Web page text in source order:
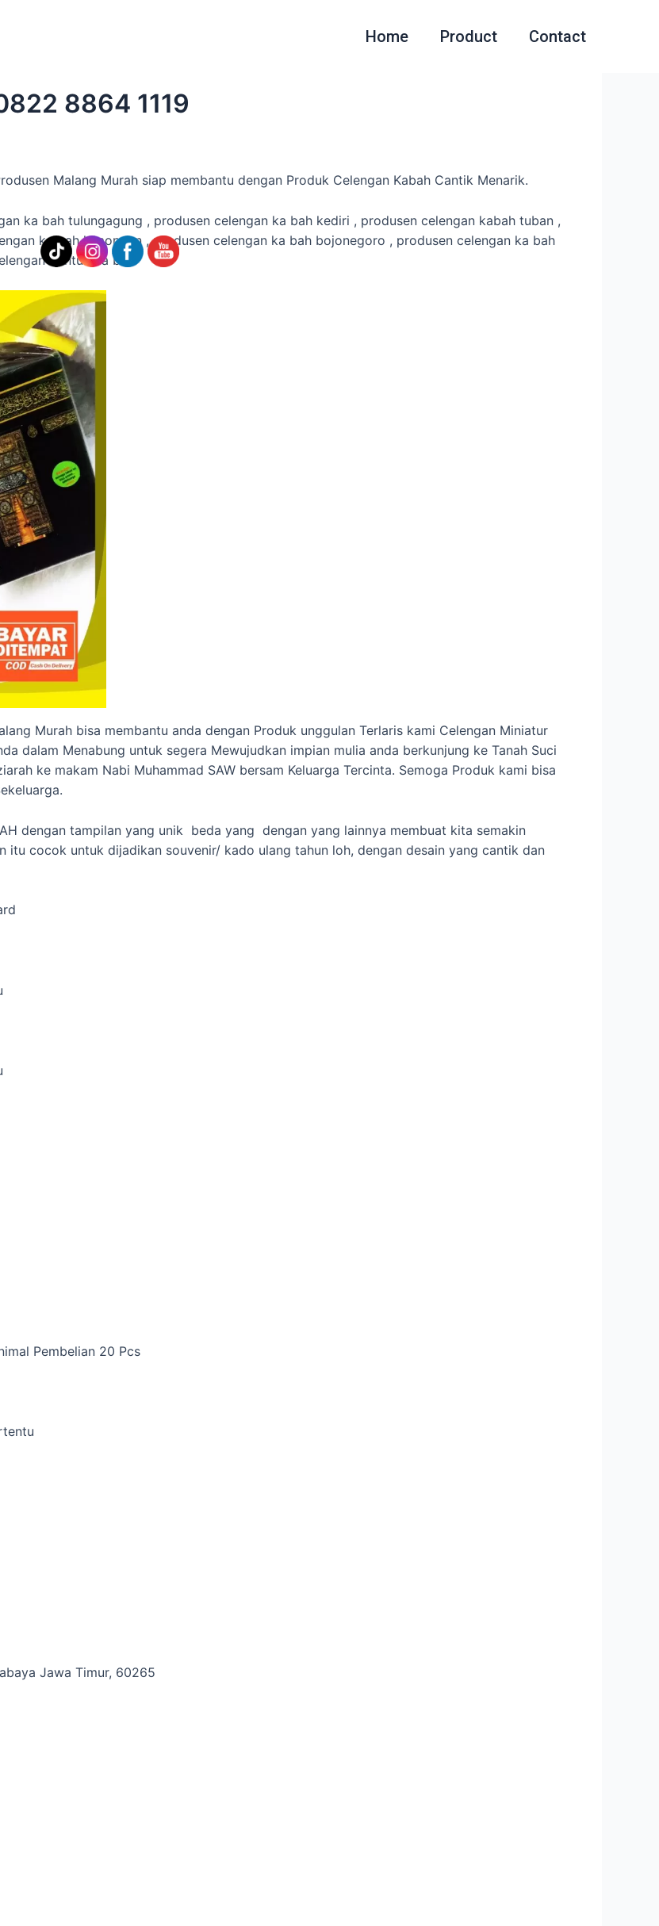
Home Product Contact
8864 1119
Malang Murah siap membantu dengan Produk Celengan Kabah Cantik Menarik.
ka bah tulungagung , produsen celengan ka bah kediri , produsen celengan kabah tuban ,
ka bah lamongan , produsen celengan ka bah bojonegoro , produsen celengan ka bah
bentuk ka bah
Murah bisa membantu anda dengan Produk unggulan Terlaris kami Celengan Miniatur
dalam Menabung untuk segera Mewujudkan impian mulia anda berkunjung ke Tanah Suci
ke makam Nabi Muhammad SAW bersam Keluarga Tercinta. Semoga Produk kami bisa
dengan tampilan yang unik beda yang dengan yang lainnya membuat kita semakin
itu cocok untuk dijadikan souvenir/ kado ulang tahun loh, dengan desain yang cantik dan
Pembelian 20 Pcs
Jawa Timur, 60265